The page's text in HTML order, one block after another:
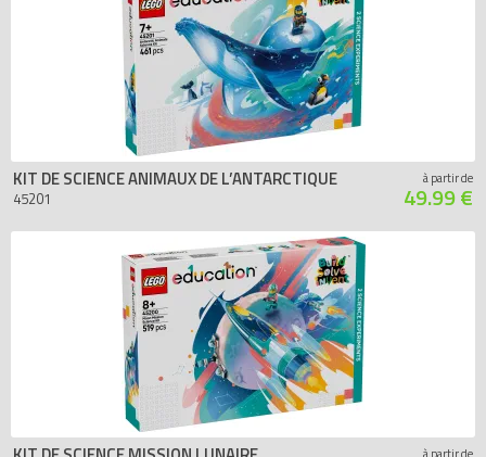
KIT DE SCIENCE ANIMAUX DE L’ANTARCTIQUE
45201
à partir de
49.99 €